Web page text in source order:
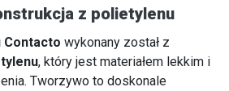
z polietylenu
Contacto wykonany został z
, który jest materiałem lekkim i
Tworzywo to doskonale